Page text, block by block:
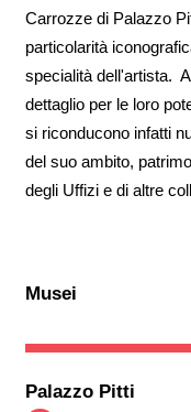
Carrozze di Palazzo
particolarità
specialità dell'artista.
dettaglio per le loro
si riconducono infatti
del suo ambito,
degli Uffizi e di altre
Musei
Palazzo Pitti